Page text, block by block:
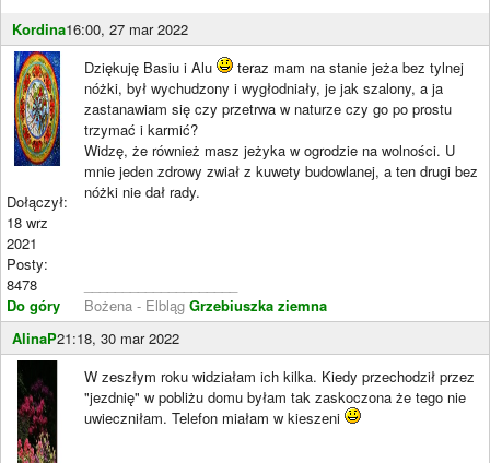
Kordina16:00, 27 mar 2022
Dołączył:
18 wrz
2021
Posty:
8478
Do góry
Dziękuję Basiu i Alu
teraz mam na stanie jeża bez tylnej
nóżki, był wychudzony i wygłodniały, je jak szalony, a ja
zastanawiam się czy przetrwa w naturze czy go po prostu
trzymać i karmić?
Widzę, że również masz jeżyka w ogrodzie na wolności. U
mnie jeden zdrowy zwiał z kuwety budowlanej, a ten drugi bez
nóżki nie dał rady.
Bożena - Elbląg Grzebiuszka ziemna
AlinaP21:18, 30 mar 2022
W zeszłym roku widziałam ich kilka. Kiedy przechodził przez
"jezdnię" w pobliżu domu byłam tak zaskoczona że tego nie
uwieczniłam. Telefon miałam w kieszeni